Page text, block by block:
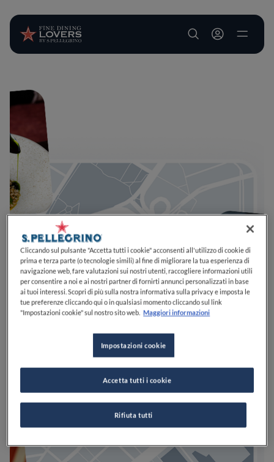
User account
Cliccando sul pulsante "Accetta tutti i cookie" acconsenti all'utilizzo di cookie di
prima e terza parte (o tecnologie simili) al fine di migliorare la tua esperienza di
navigazione web, fare valutazioni sui nostri utenti, raccogliere informazioni utili
per consentire a noi e ai nostri partner di fornirti annunci personalizzati in base
ai tuoi interessi. Scopri di più sulla nostra informativa sulla privacy e imposta le
tue preferenze cliccando qui o in qualsiasi momento cliccando sul link
"Impostazioni cookie" sul nostro sito web. Maggiori informazioni
Impostazioni cookie
Rifiuta tutti
Accetta tutti i cookie